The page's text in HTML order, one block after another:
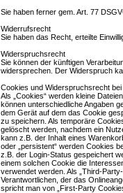
Sie haben ferner gem. Art. 77
Widerrufsrecht
Sie haben das Recht, erteilte
Widerspruchsrecht
Sie können der künftigen
widersprechen. Der Widerspruch
Cookies und Widerspruchsrecht
Als „Cookies“ werden kleine
können unterschiedliche Angaben
dem Gerät auf dem das Cookie
zu speichern. Als temporäre
gelöscht werden, nachdem ein
kann z.B. der Inhalt eines
oder „persistent“ werden Cookies
z.B. der Login-Status gespeichert
einem solchen Cookie die
verwendet werden. Als „Third-
Verantwortlichen, der das
spricht man von „First-Party